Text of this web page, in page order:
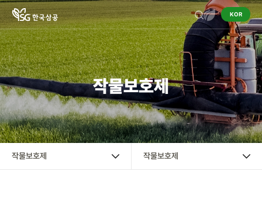
KOR
기업정보
작물보호제
작물보호제
작물보호제
작물보호제 작물보호제